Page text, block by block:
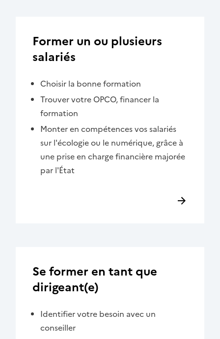
Former un ou plusieurs
salariés
Choisir la bonne formation
Trouver votre OPCO, financer la
formation
Monter en compétences vos salariés
sur l'écologie ou le numérique, grâce à
une prise en charge financière majorée
par l'État
Se former en tant que
dirigeant(e)
Identifier votre besoin avec un
conseiller